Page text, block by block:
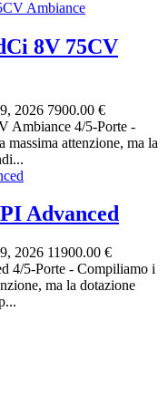
8V 75CV
2026 7900.00 €
Ambiance 4/5-Porte -
attenzione, ma la
Advanced
2026 11900.00 €
4/5-Porte - Compiliamo i
ma la dotazione